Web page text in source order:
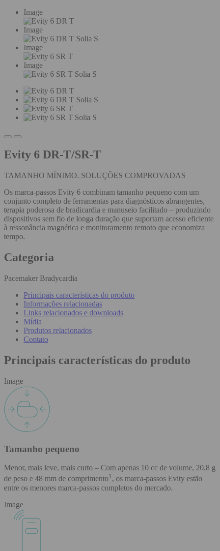
Image
Image
Image
Image
Evity 6 DR-T/SR-T
TAMANHO MÍNIMO. SOLUÇÕES COMPROVADAS
Os marca-passos Evity 6 combinam tamanho pequeno com um
conjunto completo de ferramentas para diagnósticos abrangentes,
terapia poderosa de bradicardia e manuseio facilitado – produzindo
dispositivos sem fio de longa duração que suportam acesso eficiente
à ressonância magnética e monitoramento remoto que economiza
tempo.
Categoria
Pacemaker Bradycardia
Principais características do produto
Informações relacionadas
Links relacionados e downloads
Mídia
Produtos relacionados
Contato
Principais características do produto
Image
Tamanho pequeno
Menor, mais leve, mais curto – Com apenas 10 cc de volume, 20,8 g
de peso e 48 mm de comprimento1 , os marca-passos Evity estão
entre os menores marca-passos completos do mercado.
Image